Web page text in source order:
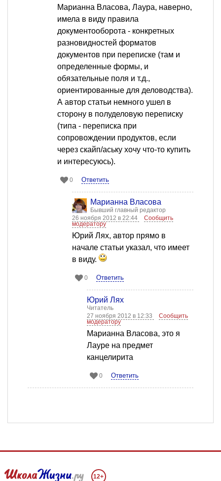
Марианна Власова, Лаура, наверно,
имела в виду правила
документооборота - конкретных
разновидностей форматов
документов при переписке (там и
определенные формы, и
обязательные поля и т.д.,
ориентированные для деловодства).
А автор статьи немного ушел в
сторону в полуделовую переписку
(типа - переписка при
сопровождении продуктов, если
через скайп/аську хочу что-то купить
и интересуюсь).
0 Ответить
Марианна Власова
Бывший главный редактор
26 ноября 2012 в 22:44
Сообщить
модератору
Юрий Лях, автор прямо в
начале статьи указал, что имеет
в виду.
0 Ответить
Юрий Лях
Читатель
27 ноября 2012 в 12:33
Сообщить
модератору
Марианна Власова, это я
Лауре на предмет
канцелирита
0 Ответить
12+